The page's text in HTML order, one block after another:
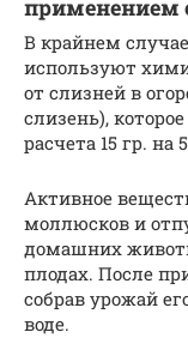
применением
В крайнем
используют
от слизней в
слизень),
расчета 15 гр. на
Активное
моллюсков и
домашних
плодах. После
собрав урожай
воде.